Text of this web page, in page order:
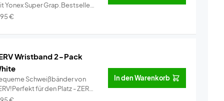
Yonex Super Grap.Bestseller
Info
€
Wristband 2-Pack
Schweißbänder von
für den Platz - ZERV
In den Warenkorb